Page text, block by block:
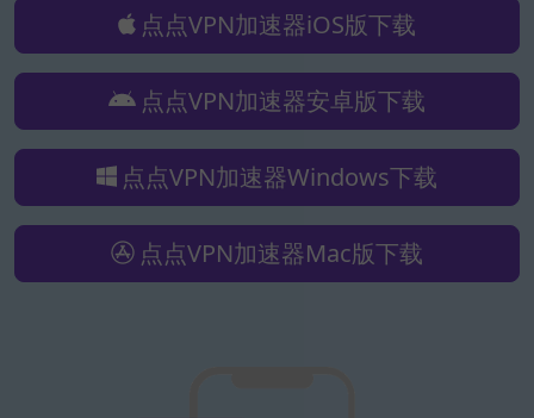
点点VPN加速器iOS版下载
点点VPN加速器安卓版下载
点点VPN加速器Windows下载
点点VPN加速器Mac版下载